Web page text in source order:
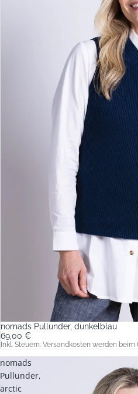
nomads Pullunder, dunkelblau
69,00 €
Inkl. Steuern. Versandkosten werden
nomads
Pullunder,
arctic